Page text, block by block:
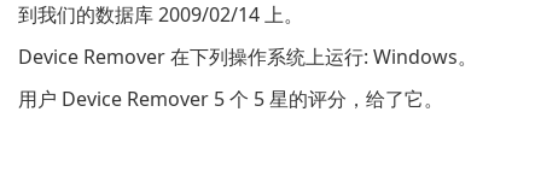
到我们的数据库 2009/02/14 上。
Device Remover 在下列操作系统上运行: Windows。
用户 Device Remover 5 个 5 星的评分，给了它。